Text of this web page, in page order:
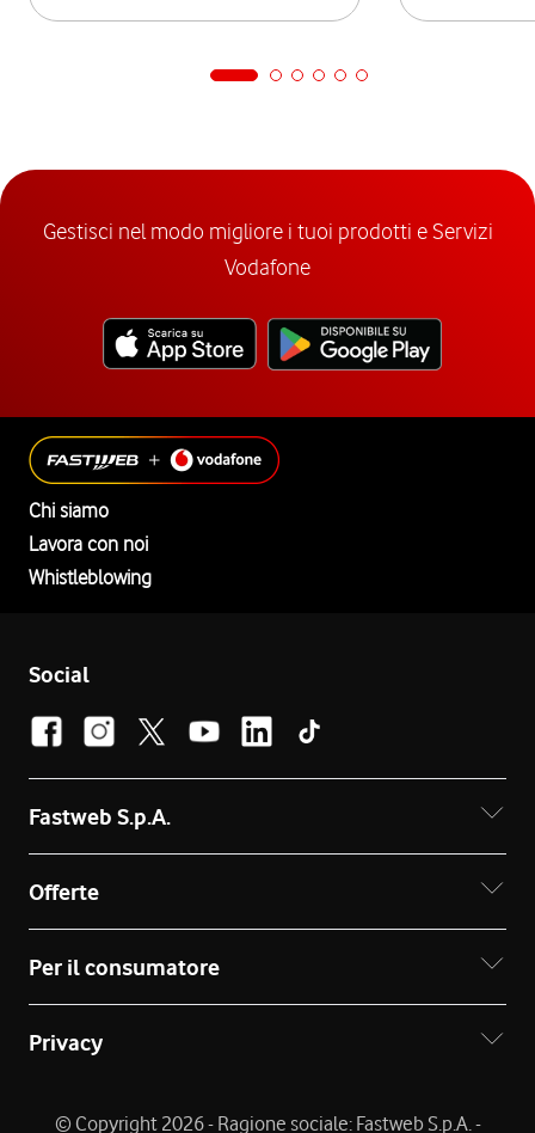
Gestisci nel modo migliore i tuoi prodotti e Servizi
Vodafone
Chi siamo
Lavora con noi
Whistleblowing
Social
Fastweb S.p.A.
Offerte
Per il consumatore
Privacy
© Copyright 2026 - Ragione sociale: Fastweb S.p.A. -